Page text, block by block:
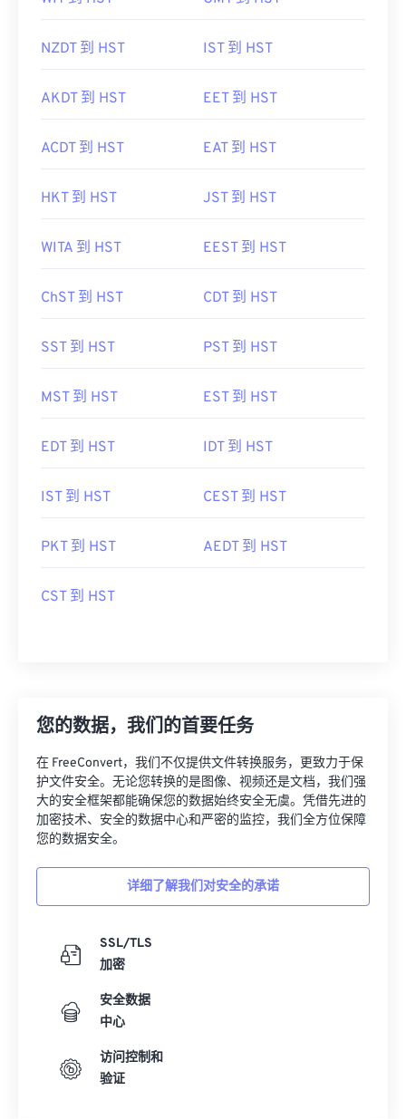
NZDT 到 HST IST 到 HST
AKDT 到 HST EET 到 HST
ACDT 到 HST EAT 到 HST
HKT 到 HST JST 到 HST
WITA 到 HST EEST 到 HST
ChST 到 HST CDT 到 HST
SST 到 HST PST 到 HST
MST 到 HST EST 到 HST
EDT 到 HST IDT 到 HST
IST 到 HST CEST 到 HST
PKT 到 HST AEDT 到 HST
CST 到 HST
您的数据，我们的首要任务
在 FreeConvert，我们不仅提供文件转换服务，更致力于保
护文件安全。无论您转换的是图像、视频还是文档，我们强
大的安全框架都能确保您的数据始终安全无虞。凭借先进的
加密技术、安全的数据中心和严密的监控，我们全方位保障
您的数据安全。
详细了解我们对安全的承诺
SSL/TLS
加密
安全数据
中心
访问控制和
验证